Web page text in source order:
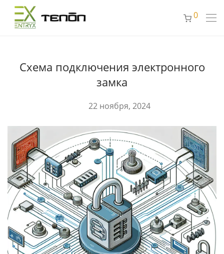
0
Схема подключения электронного
замка
22 ноября, 2024